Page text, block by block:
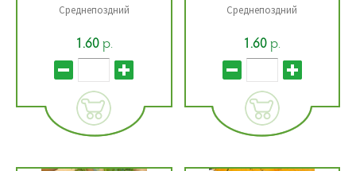
Среднепоздний
1.60р.
Среднепоздний
1.60р.